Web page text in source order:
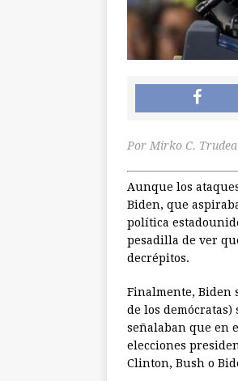
Por Mirko C.
Aunque los
Biden, que
política
pesadilla de ver
decrépitos.
Finalmente, Biden
de los
señalaban que en
elecciones
Clinton, Bush o